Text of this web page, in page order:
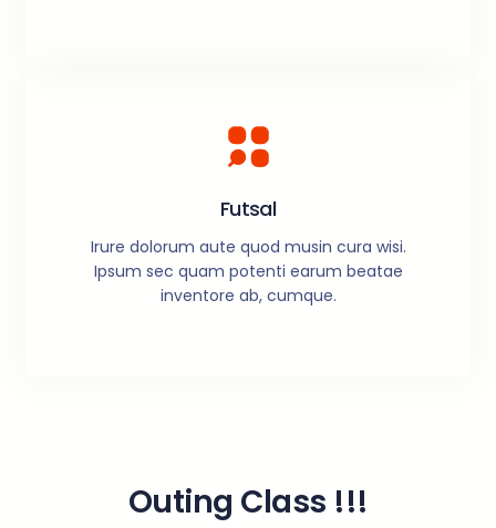
Futsal
Irure dolorum aute quod musin cura wisi.
Ipsum sec quam potenti earum beatae
inventore ab, cumque.
Outing Class !!!